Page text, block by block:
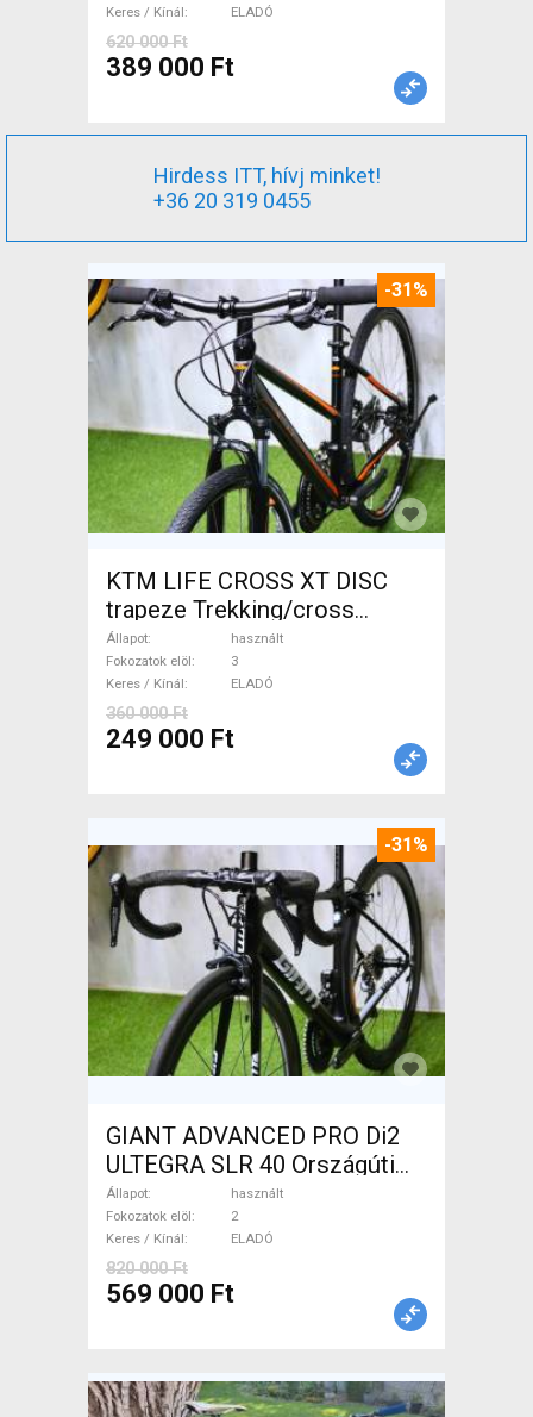
Keres / Kínál ELADÓ
620 000 Ft
389 000 Ft
Hirdess ITT, hívj minket!
+36 20 319 0455
-31%
KTM LIFE CROSS XT DISC
trapeze Trekking/cross
tárcsafék használt ELADÓ
Állapot
használt
Fokozatok elöl
3
Keres / Kínál
ELADÓ
360 000 Ft
249 000 Ft
-31%
GIANT ADVANCED PRO Di2
ULTEGRA SLR 40 Országúti
használt ELADÓ
Állapot
használt
Fokozatok elöl
2
Keres / Kínál
ELADÓ
820 000 Ft
569 000 Ft